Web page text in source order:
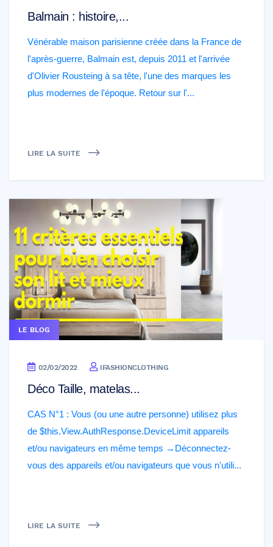
Balmain : histoire,...
Vénérable maison parisienne créée dans la France de
l'après-guerre, Balmain est, depuis 2011 et l'arrivée
d'Olivier Rousteing à sa tête, l'une des marques les
plus modernes de l'époque. Retour sur l'...
LIRE LA SUITE
LE BLOG
02/02/2022 IFASHIONCLOTHING
Déco Taille, matelas...
CAS N°1 : Vous (ou une autre personne) utilisez plus
de $this.View.AuthResponse.DeviceLimit appareils
et/ou navigateurs en même temps →Déconnectez-
vous des appareils et/ou navigateurs que vous n'utili...
LIRE LA SUITE